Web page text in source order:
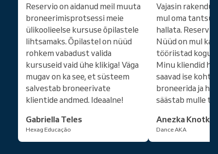
Reservio on aidanud meil muuta
broneerimisprotsessi meie
ülikoolieelse kursuse õpilastele
lihtsamaks. Õpilastel on nüüd
rohkem vabadust valida
kursuseid vaid ühe klikiga! Väga
mugav on ka see, et süsteem
salvestab broneerivate
klientide andmed. Ideaalne!
Gabriella Teles
Hexag Educação
Vajasin
mul oma
hallata.
Nüüd on mul
tööriistad kogu
Minu kliendid
saavad ise
broneerida ja
säästab mulle
Anezka
Dance AKA